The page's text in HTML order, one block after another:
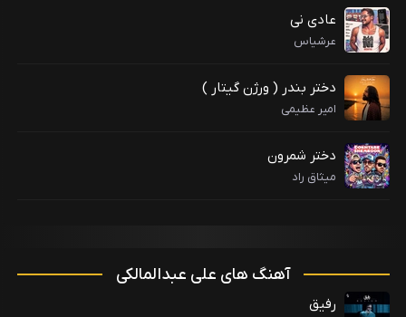
عادی نی
عرشیاس
دختر بندر ( ورژن گیتار )
امیر عظیمی
دختر شمرون
میثاق راد
آهنگ های علی عبدالمالکی
رفیق